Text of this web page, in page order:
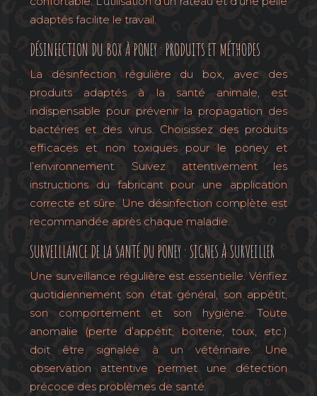
adaptés facilite le travail.
DÉSINFECTION DU BOX À PONEY : PRODUITS ET MÉTHODES
La désinfection régulière du box, avec des
produits adaptés à la santé animale, est
indispensable pour prévenir la propagation des
bactéries et des virus. Choisissez des produits
efficaces et non toxiques pour le poney et
l’environnement. Suivez attentivement les
instructions du fabricant pour une application
correcte et sûre. Une désinfection complète est
recommandée après chaque maladie.
SURVEILLANCE DE LA SANTÉ DU PONEY : SIGNES À SURVEILLER
Une surveillance régulière est essentielle. Vérifiez
quotidiennement son état général, son appétit,
son comportement et son hygiène. Toute
anomalie (perte d’appétit, boiterie, toux, etc.)
doit être signalée à un vétérinaire. Une
observation attentive permet une détection
précoce des problèmes de santé.